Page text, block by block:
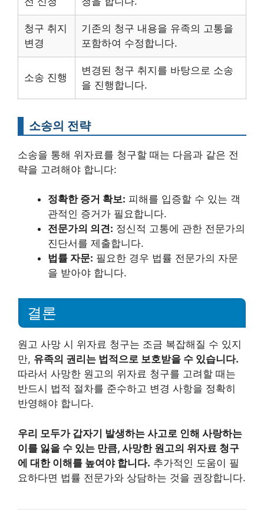
청구 취지
변경
기존의 청구 내용을 유족의 고통을
포함하여 수정합니다.
소송 진행
변경된 청구 취지를 바탕으로 소송
을 진행합니다.
소송의 전략
소송을 통해 위자료를 청구할 때는 다음과 같은 전
략을 고려해야 합니다:
정확한 증거 확보: 피해를 입증할 수 있는 객
관적인 증거가 필요합니다.
전문가의 의견: 정신적 고통에 관한 전문가의
진단서를 제출합니다.
법률 자문: 필요한 경우 법률 전문가의 자문
을 받아야 합니다.
결론
원고 사망 시 위자료 청구는 조금 복잡해질 수 있지
만, 유족의 권리는 법적으로 보호받을 수 있습니다.
따라서 사망한 원고의 위자료 청구를 고려할 때는
반드시 법적 절차를 준수하고 변경 사항을 정확히
반영해야 합니다.
우리 모두가 갑자기 발생하는 사고로 인해 사랑하는
이를 잃을 수 있는 만큼, 사망한 원고의 위자료 청구
에 대한 이해를 높여야 합니다. 추가적인 도움이 필
요하다면 법률 전문가와 상담하는 것을 권장합니다.